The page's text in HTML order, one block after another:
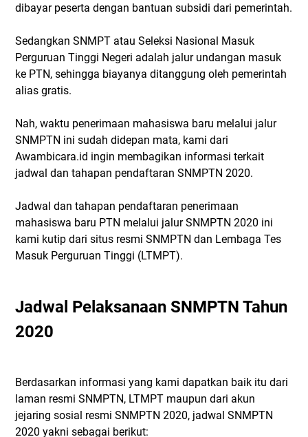
dibayar peserta dengan bantuan subsidi dari pemerintah.
Sedangkan SNMPT atau Seleksi Nasional Masuk
Perguruan Tinggi Negeri adalah jalur undangan masuk
ke PTN, sehingga biayanya ditanggung oleh pemerintah
alias gratis.
Nah, waktu penerimaan mahasiswa baru melalui jalur
SNMPTN ini sudah didepan mata, kami dari
Awambicara.id ingin membagikan informasi terkait
jadwal dan tahapan pendaftaran SNMPTN 2020.
Jadwal dan tahapan pendaftaran penerimaan
mahasiswa baru PTN melalui jalur SNMPTN 2020 ini
kami kutip dari situs resmi SNMPTN dan Lembaga Tes
Masuk Perguruan Tinggi (LTMPT).
Jadwal Pelaksanaan SNMPTN Tahun
2020
Berdasarkan informasi yang kami dapatkan baik itu dari
laman resmi SNMPTN, LTMPT maupun dari akun
jejaring sosial resmi SNMPTN 2020, jadwal SNMPTN
2020 yakni sebagai berikut: